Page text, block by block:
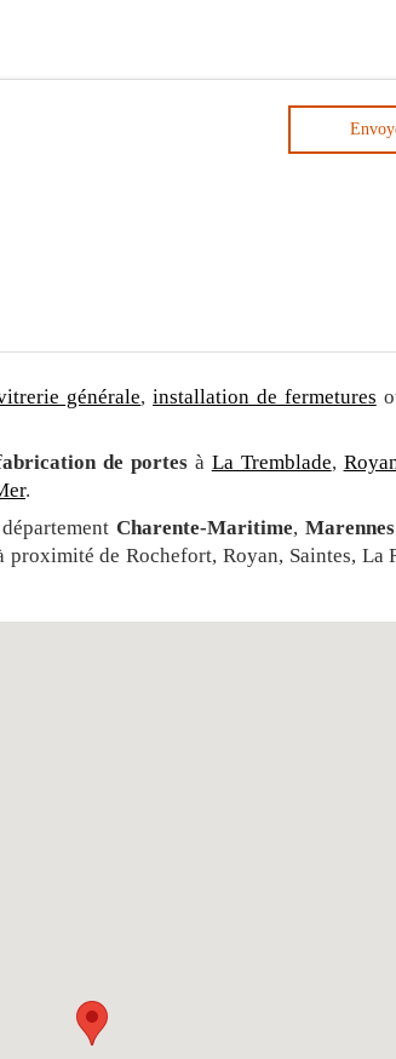
générale,installation de fermetures
de portesà La Tremblade,
.
Charente-Maritime, Marennes
proximité de Rochefort, Royan, Saintes, La